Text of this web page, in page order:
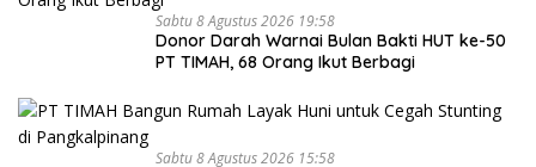
Sabtu 8 Agustus 2026 19:58
Donor Darah Warnai Bulan Bakti HUT ke-50
PT TIMAH, 68 Orang Ikut Berbagi
Sabtu 8 Agustus 2026 15:58